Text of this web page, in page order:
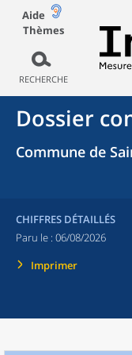
Aide
Thèmes
RECHERCHE
Dossier
Commune de
CHIFFRES DÉTAILLÉS
Paru le : 06/08/2026
Imprimer